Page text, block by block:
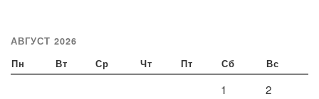
АВГУСТ 2026
Пн Вт Ср Чт Пт Сб Вс
1 2